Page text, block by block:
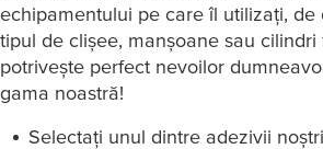
echipamentului pe care îl utilizați,
tipul de clișee, manșoane sau
potrivește perfect nevoilor
gama noastră!
Selectați unul dintre adezivii